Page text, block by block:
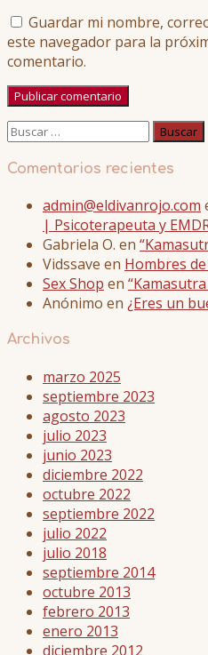
Guardar mi nombre,
este navegador para la
comentario.
Buscar:
Comentarios recientes
admin@eldivanrojo.com
| Psicoterapeuta y
Gabriela O. en
Vidssave en Hombres
Sex Shop en
Anónimo en ¿Eres un
Archivos
marzo 2025
septiembre 2023
agosto 2023
julio 2023
junio 2023
diciembre 2022
octubre 2022
septiembre 2022
julio 2022
julio 2018
septiembre 2014
octubre 2013
febrero 2013
enero 2013
diciembre 2012